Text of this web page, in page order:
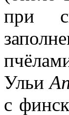
при
Ульи
с